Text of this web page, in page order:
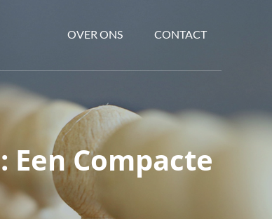
OVER ONS CONTACT
Een Compacte